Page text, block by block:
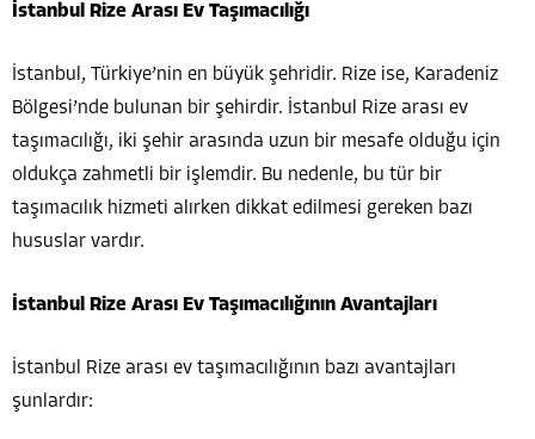
İstanbul Rize Arası Ev Taşımacılığı
İstanbul, Türkiye’nin en büyük şehridir. Rize ise, Karadeniz
Bölgesi’nde bulunan bir şehirdir. İstanbul Rize arası ev
taşımacılığı, iki şehir arasında uzun bir mesafe olduğu için
oldukça zahmetli bir işlemdir. Bu nedenle, bu tür bir
taşımacılık hizmeti alırken dikkat edilmesi gereken bazı
hususlar vardır.
İstanbul Rize Arası Ev Taşımacılığının Avantajları
İstanbul Rize arası ev taşımacılığının bazı avantajları
şunlardır: